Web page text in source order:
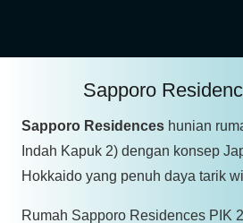
Sapporo
Sapporo Residences hunian
Indah Kapuk 2) dengan konsep
Hokkaido yang penuh daya tarik
Rumah Sapporo Residences PIK